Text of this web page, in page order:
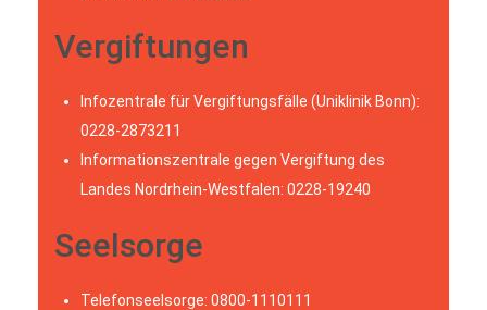
Vergiftungen
Infozentrale für Vergiftungsfälle (Uniklinik Bonn):
0228-2873211
Informationszentrale gegen Vergiftung des
Landes Nordrhein-Westfalen: 0228-19240
Seelsorge
Telefonseelsorge: 0800-1110111